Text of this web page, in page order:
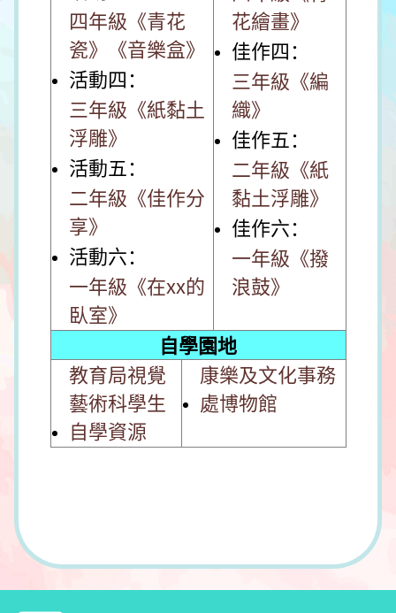
四年級《青花
瓷》《音樂盒》
活動四：
三年級《紙黏土
浮雕》
活動五：
二年級《佳作分
享》
活動六：
一年級《在xx的
臥室》
花繪畫》
佳作四：
三年級《編
織》
佳作五：
二年級《紙
黏土浮雕》
佳作六：
一年級《撥
浪鼓》
自學園地
教育局視覺
藝術科學生
自學資源
康樂及文化事務
處博物館